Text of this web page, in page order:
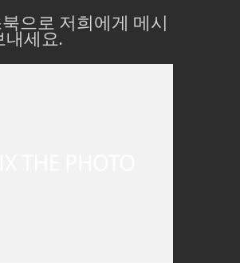
으로 저희에게 메시
내세요.